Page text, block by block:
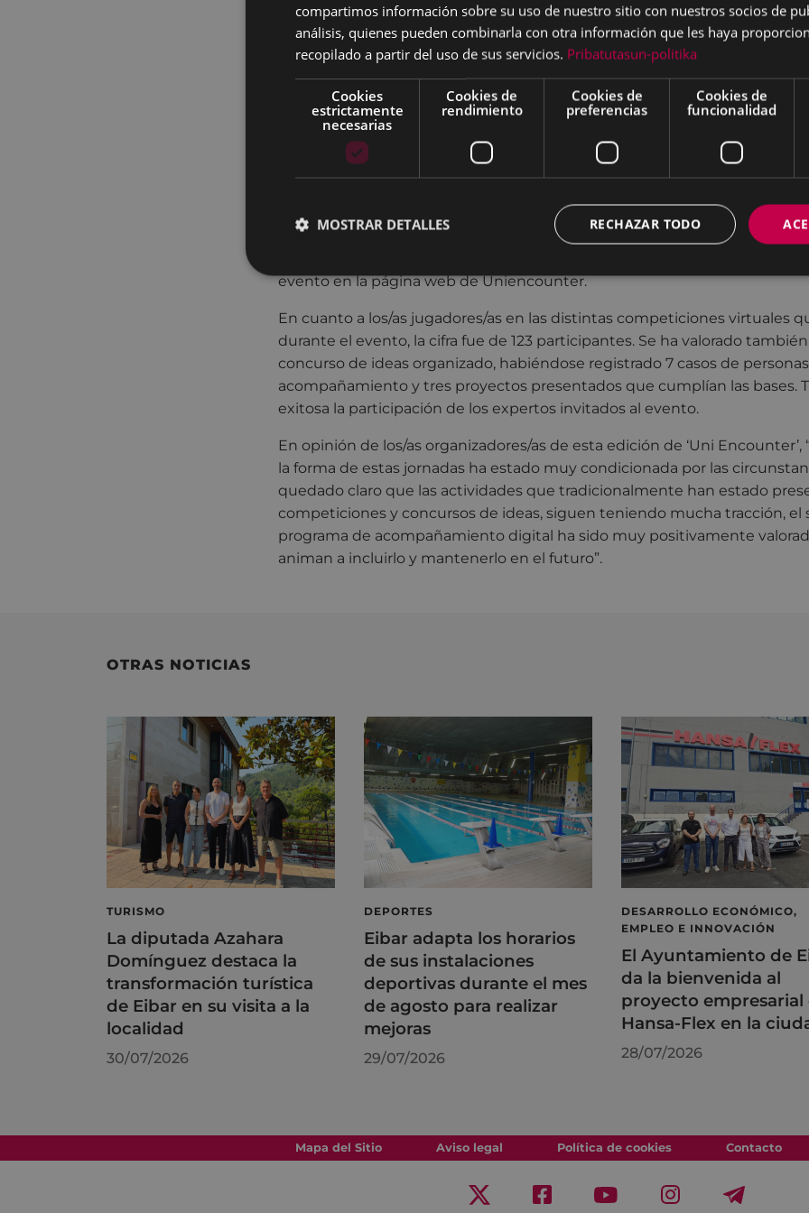
Desarrollo Económico, Empleo e Innovación, con actividades y la
relevantes en el ámbito de la informática y la digitalización.
Las diferentes actividades que se ofrecieron tuvieron
divulgativo y técnico, además de una vertiente lúdica, con charlas
relevantes en el mundo de la informática y ciberseguridad, así como
competiciones de juegos en red o Esports.
Para llevar adelante la iniciativa, se llevó a cabo el desarrollo y
de marzo contaba con 160 personas participantes. El nivel de
superó todas las expectativas, ya que tuvo como resultado más de 1.500
evento en la página web de Uniencounter.
En cuanto a los/as jugadores/as en las distintas competiciones virtuales
durante el evento, la cifra fue de 123 participantes. Se ha valorado
concurso de ideas organizado, habiéndose registrado 7 casos de
acompañamiento y tres proyectos presentados que cumplían las bases.
exitosa la participación de los expertos invitados al evento.
En opinión de los/as organizadores/as de esta edición de ‘Uni
la forma de estas jornadas ha estado muy condicionada por las
quedado claro que las actividades que tradicionalmente han estado
competiciones y concursos de ideas, siguen teniendo mucha tracción, el
programa de acompañamiento digital ha sido muy positivamente
animan a incluirlo y mantenerlo en el futuro”.
OTRAS NOTICIAS
TURISMO
La diputada Azahara
Domínguez destaca la
transformación turística
de Eibar en su visita a la
localidad
30/07/2026
DEPORTES
Eibar adapta los horarios
de sus instalaciones
deportivas durante el mes
de agosto para realizar
mejoras
29/07/2026
DESARROLLO ECONÓMICO,
EMPLEO E INNOVACIÓN
El Ayuntamiento de
da la bienvenida al
proyecto empresarial
Hansa-Flex en la
28/07/2026
Mapa del Sitio Aviso legal Política de cookies Contacto
compartimos información sobre su uso de nuestro sitio con nuestros socios de
análisis, quienes pueden combinarla con otra información que les haya
recopilado a partir del uso de sus servicios. Pribatutasun-politika
Cookies
estrictamente
necesarias
Cookies de
rendimiento
Cookies de
preferencias
Cookies de
funcionalidad
RECHAZAR TODO
MOSTRAR DETALLES